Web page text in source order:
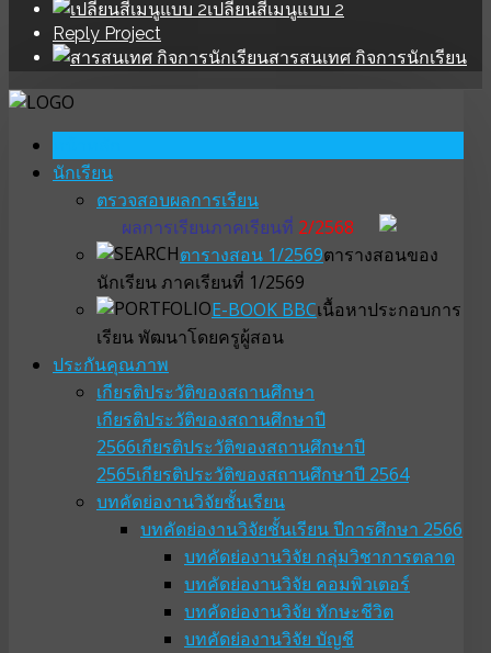
เปลี่ยนสีเมนูแบบ 2
Reply Project
สารสนเทศ กิจการนักเรียน
นักเรียน
ตรวจสอบผลการเรียน
ผลการเรียนภาคเรียนที่ 2/2568
ตารางสอน 1/2569ตารางสอนของ
นักเรียน ภาคเรียนที่ 1/2569
E-BOOK BBCเนื้อหาประกอบการ
เรียน พัฒนาโดยครูผู้สอน
ประกันคุณภาพ
เกียรติประวัติของสถานศึกษา
เกียรติประวัติของสถานศึกษาปี
2566เกียรติประวัติของสถานศึกษาปี
2565เกียรติประวัติของสถานศึกษาปี 2564
บทคัดย่องานวิจัยชั้นเรียน
บทคัดย่องานวิจัยชั้นเรียน ปีการศึกษา 2566
บทคัดย่องานวิจัย กลุ่มวิชาการตลาด
บทคัดย่องานวิจัย คอมพิวเตอร์
บทคัดย่องานวิจัย ทักษะชีวิต
บทคัดย่องานวิจัย บัญชี